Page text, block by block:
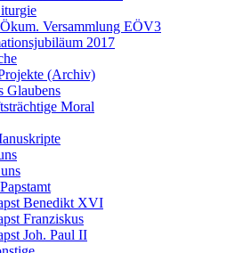
Versammlung EÖV3
2017
(Archiv)
Glaubens
Moral
Benedikt XVI
Franziskus
Joh. Paul II